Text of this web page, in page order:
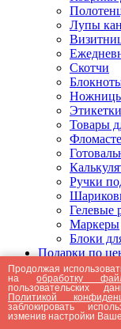
Лупы
Скотчи
Товары
Ручки
Гелевые
Маркеры
Блоки
Подарки по
Подарки
Подарки
Подарки
Подарки
Подарки
Продолжая
наобработку
пользовательских
Политикой
заблокировать
изменив настройки